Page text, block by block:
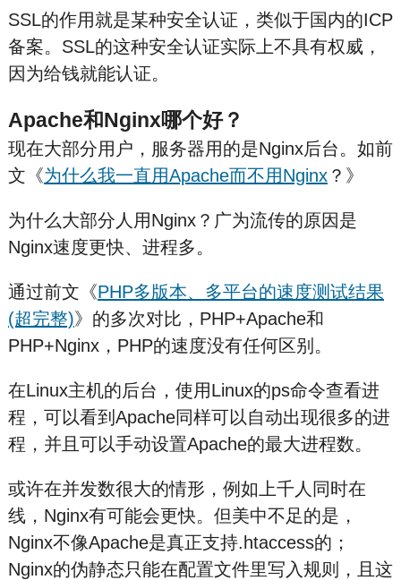
SSL的作用就是某种安全认证，类似于国内的ICP
备案。SSL的这种安全认证实际上不具有权威，
因为给钱就能认证。
Apache和Nginx哪个好？
现在大部分用户，服务器用的是Nginx后台。如前
文《为什么我一直用Apache而不用Nginx？》
为什么大部分人用Nginx？广为流传的原因是
Nginx速度更快、进程多。
通过前文《PHP多版本、多平台的速度测试结果
(超完整)》的多次对比，PHP+Apache和
PHP+Nginx，PHP的速度没有任何区别。
在Linux主机的后台，使用Linux的ps命令查看进
程，可以看到Apache同样可以自动出现很多的进
程，并且可以手动设置Apache的最大进程数。
或许在并发数很大的情形，例如上千人同时在
线，Nginx有可能会更快。但美中不足的是，
Nginx不像Apache是真正支持.htaccess的；
Nginx的伪静态只能在配置文件里写入规则，且这